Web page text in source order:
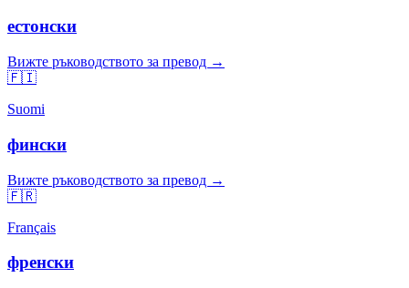
естонски
Вижте ръководството за превод →
🇫🇮
Suomi
фински
Вижте ръководството за превод →
🇫🇷
Français
френски